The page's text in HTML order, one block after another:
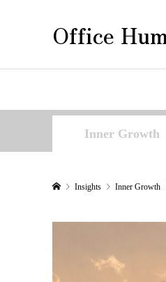
Office
Inner Growth
Insights Inner Growth